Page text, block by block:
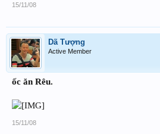
15/11/08
Dã Tượng
Active Member
ốc ăn Rêu.
15/11/08